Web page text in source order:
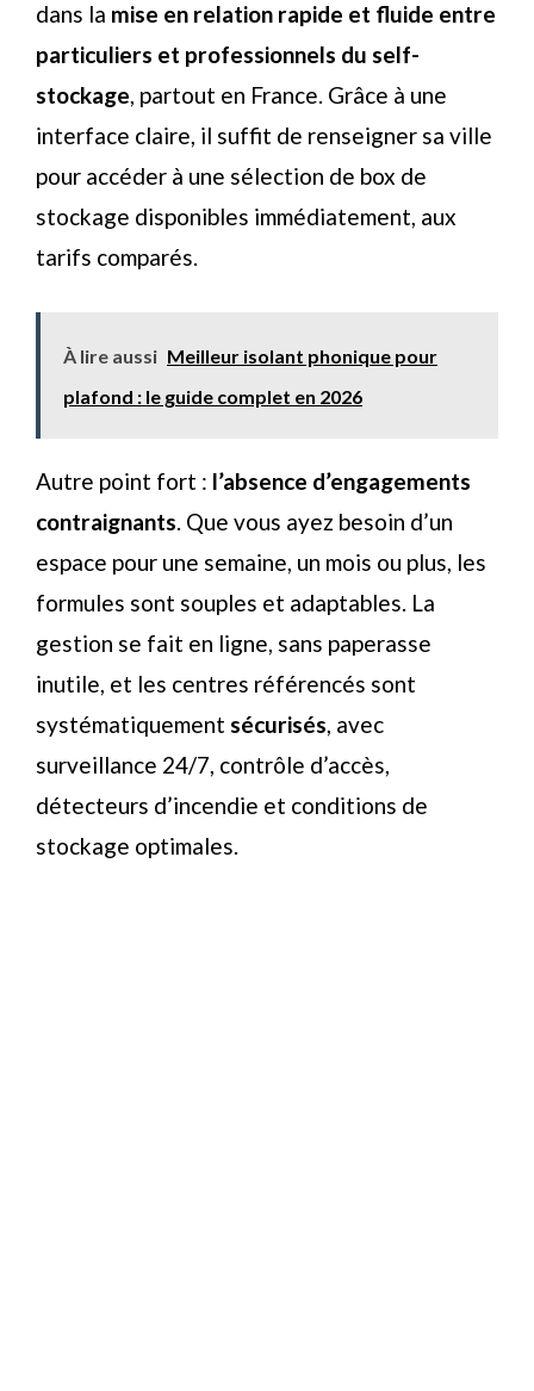
dans la mise en relation rapide et fluide entre
particuliers et professionnels du self-
stockage, partout en France. Grâce à une
interface claire, il suffit de renseigner sa ville
pour accéder à une sélection de box de
stockage disponibles immédiatement, aux
tarifs comparés.
À lire aussi Meilleur isolant phonique pour
plafond : le guide complet en 2026
Autre point fort : l’absence d’engagements
contraignants. Que vous ayez besoin d’un
espace pour une semaine, un mois ou plus, les
formules sont souples et adaptables. La
gestion se fait en ligne, sans paperasse
inutile, et les centres référencés sont
systématiquement sécurisés, avec
surveillance 24/7, contrôle d’accès,
détecteurs d’incendie et conditions de
stockage optimales.